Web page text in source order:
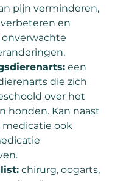
pijn verminderen,
en
een
die zich
over het
honden. Kan naast
medicatie ook
chirurg, oogarts,